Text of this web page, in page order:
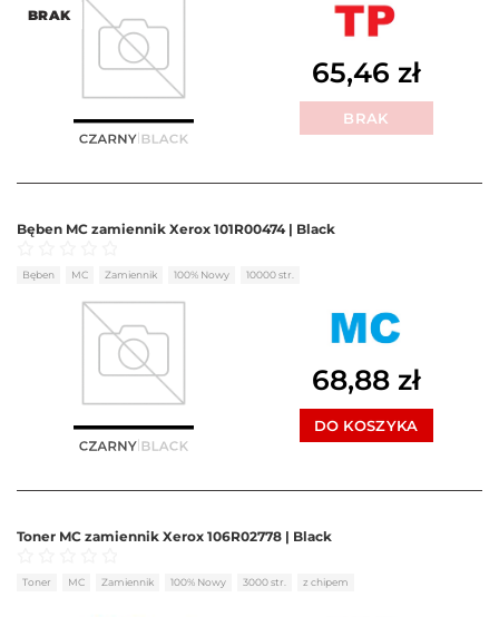
BRAK
65,46 zł
BRAK
Bęben MC zamiennik Xerox 101R00474 | Black
Oceniono0na 5
Bęben MC Zamiennik 100% Nowy 10000 str.
68,88 zł
DO KOSZYKA
Toner MC zamiennik Xerox 106R02778 | Black
Oceniono0na 5
Toner MC Zamiennik 100% Nowy 3000 str. z chipem